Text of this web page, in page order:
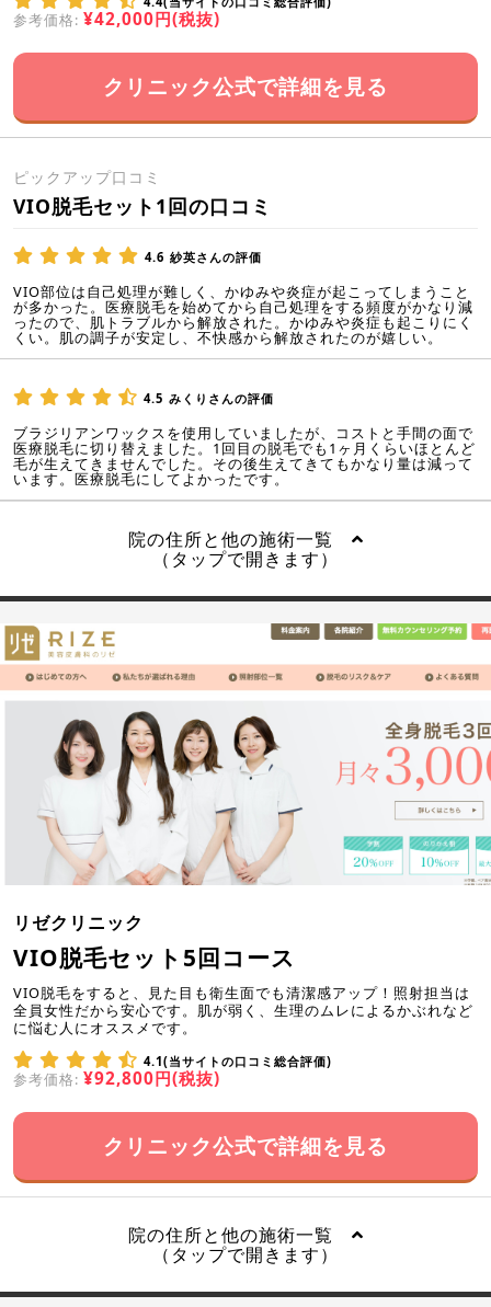
参考価格: ¥42,000円(税抜)
クリニック公式で詳細を見る
ピックアップ口コミ
VIO脱毛セット1回の口コミ
4.6 紗英さんの評価
VIO部位は自己処理が難しく、かゆみや炎症が起こってしまうこと
が多かった。医療脱毛を始めてから自己処理をする頻度がかなり減
ったので、肌トラブルから解放された。かゆみや炎症も起こりにく
くい。肌の調子が安定し、不快感から解放されたのが嬉しい。
4.5 みくりさんの評価
ブラジリアンワックスを使用していましたが、コストと手間の面で
医療脱毛に切り替えました。1回目の脱毛でも1ヶ月くらいほとんど
毛が生えてきませんでした。その後生えてきてもかなり量は減って
います。医療脱毛にしてよかったです。
院の住所と他の施術一覧
（タップで開きます）
リゼクリニック
VIO脱毛セット5回コース
VIO脱毛をすると、見た目も衛生面でも清潔感アップ！照射担当は
全員女性だから安心です。肌が弱く、生理のムレによるかぶれなど
に悩む人にオススメです。
4.1(当サイトの口コミ総合評価)
参考価格: ¥92,800円(税抜)
クリニック公式で詳細を見る
院の住所と他の施術一覧
（タップで開きます）